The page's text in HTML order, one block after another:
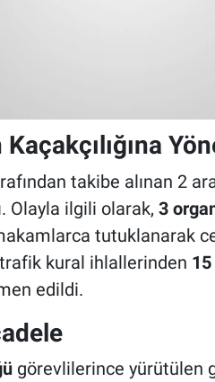
takibe alınan 2
Olayla ilgili olarak, 3
makamlarca tutuklanarak
kural ihlallerinden
edildi.
görevlilerince yürütülen